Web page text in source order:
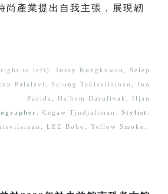
尚產業提出自我主張，展現韌
to left): Insay Kungkuwan, Selep
Palalavi, Salung Takisvilainan, Ino
Pacida, Ha'hem Darulivak, Iljan
: Cegaw Tjudjaliman. Stylist :
LEE Bobo, Yellow Smoke.